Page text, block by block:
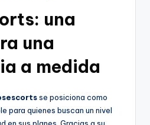
una
una
a medida
se posiciona como
para quienes buscan un nivel